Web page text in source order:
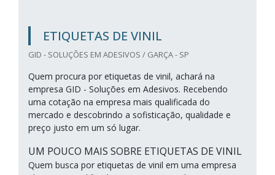
ETIQUETAS DE VINIL
GID - SOLUÇÕES EM ADESIVOS / GARÇA - SP
Quem procura por etiquetas de vinil, achará na
empresa GID - Soluções em Adesivos. Recebendo
uma cotação na empresa mais qualificada do
mercado e descobrindo a sofisticação, qualidade e
preço justo em um só lugar.
UM POUCO MAIS SOBRE ETIQUETAS DE VINIL
Quem busca por etiquetas de vinil em uma empresa